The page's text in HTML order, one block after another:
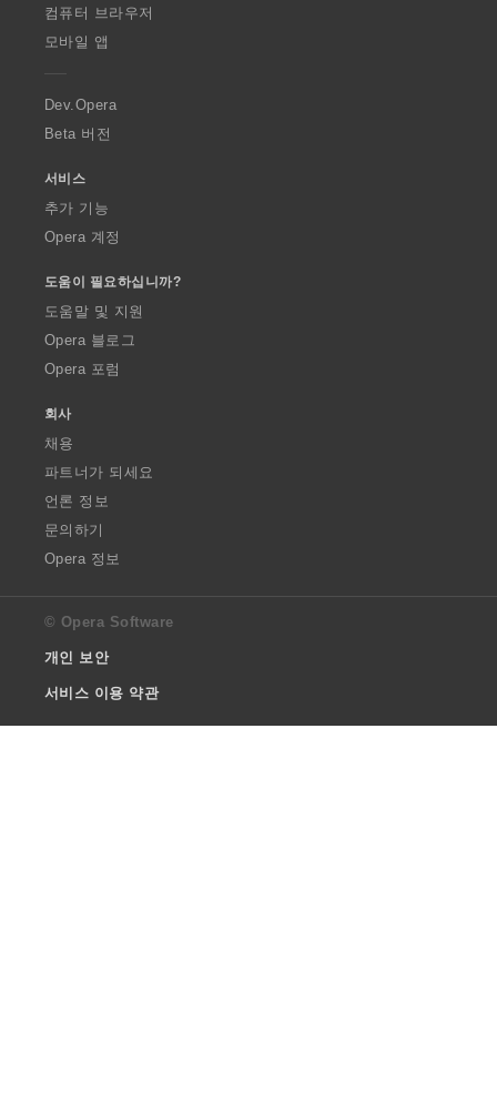
O
p
a
컴퓨터 브라우저
모바일 앱
Dev.Opera
Beta 버전
서비스
추가 기능
Opera 계정
도움이 필요하십니까?
도움말 및 지원
Opera 블로그
Opera 포럼
회사
채용
파트너가 되세요
언론 정보
문의하기
Opera 정보
© Opera Software
개인 보안
서비스 이용 약관